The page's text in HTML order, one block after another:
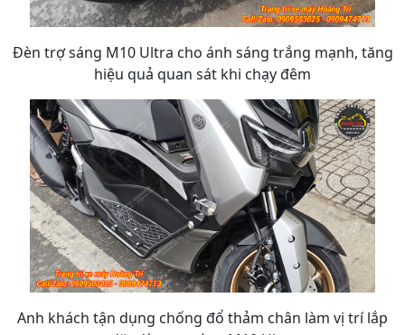
Đèn trợ sáng M10 Ultra cho ánh sáng trắng mạnh, tăng
hiệu quả quan sát khi chạy đêm
Anh khách tận dụng chống đổ thảm chân làm vị trí lắp